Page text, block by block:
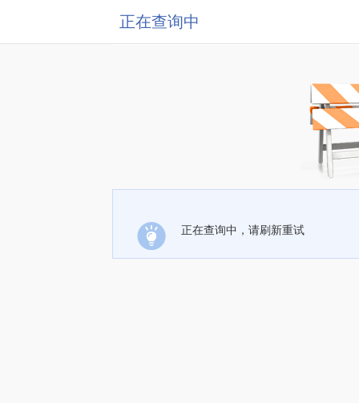
正在查询中
正在查询中，请刷新重试